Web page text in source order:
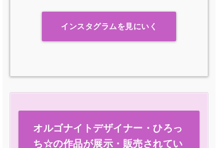
インスタグラムを見にいく
オルゴナイトデザイナー・ひろっ
ち☆の作品が展示・販売されてい